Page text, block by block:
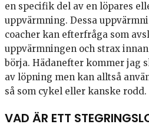
en specifik del av en löpares
uppvärmning. Dessa
coacher kan efterfråga som
uppvärmningen och strax
börja. Hädanefter kommer jag
av löpning men kan alltså
så som cykel eller kanske rodd.
VAD ÄR ETT